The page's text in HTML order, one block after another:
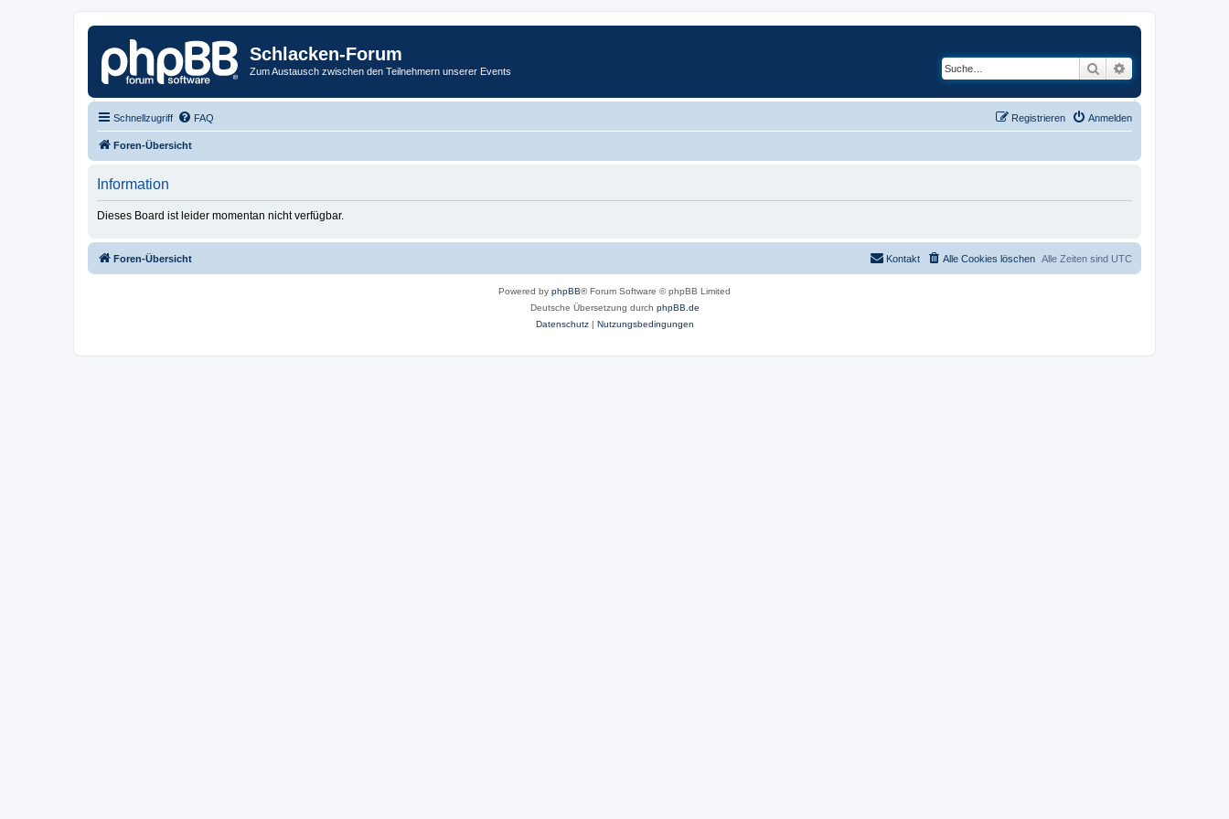
Schlacken-Forum
Zum Austausch zwischen den Teilnehmern unserer Events Suche
Schnellzugriff FAQ Anmelden
Registrieren
Foren-Übersicht
Information
Dieses Board ist leider momentan nicht verfügbar.
Foren-Übersicht Alle Zeiten sind UTC
Alle Cookies löschen
Kontakt
Powered by phpBB® Forum Software © phpBB Limited
Deutsche Übersetzung durch phpBB.de
Datenschutz| Nutzungsbedingungen